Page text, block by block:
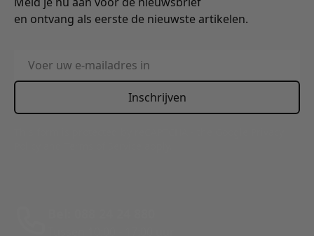
en ontvang als eerste de nieuwste artikelen.
E-mailadres
Inschrijven